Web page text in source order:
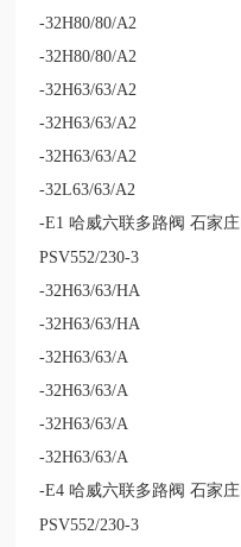
-32H80/80/A2
-32H80/80/A2
-32H63/63/A2
-32H63/63/A2
-32H63/63/A2
-32L63/63/A2
-E1 哈威六联多路阀 石家庄
PSV552/230-3
-32H63/63/HA
-32H63/63/HA
-32H63/63/A
-32H63/63/A
-32H63/63/A
-32H63/63/A
-E4 哈威六联多路阀 石家庄
PSV552/230-3